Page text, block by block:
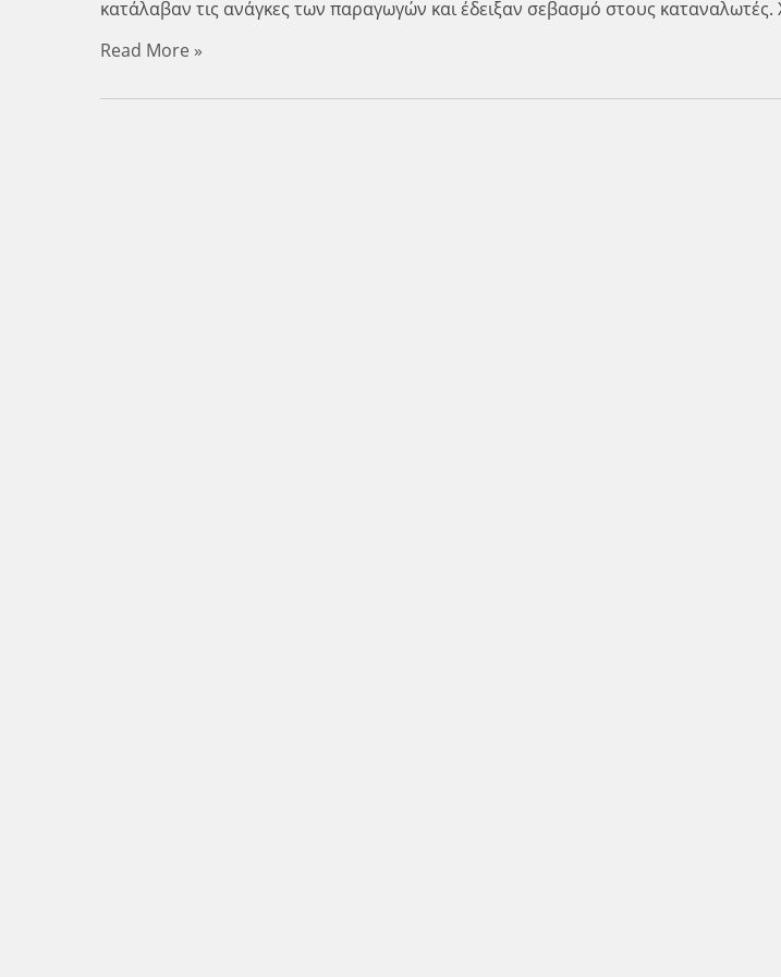
κατάλαβαν τις ανάγκες των παραγωγών και έδειξαν σεβασμό στους καταναλωτές.
Read More »